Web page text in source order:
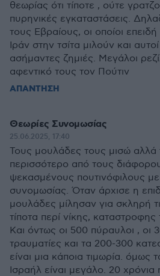
θεωρίας ότι τίποτε , ούτε
πυρηνικές εγκαταστάσεις.
τους Εβραίους, οι οποίοι
Ιράν στην τσίτα μιλούν και
ασήμαντες ζημιές. Μεγάλοι
αφεντικό τους τον Πούτιν
ΑΠΑΝΤΗΣΗ
Θεωρίες Συνομωσίας
25.06.2025, 17:40
Τους μουλάδες τους μισώ αλλά
περισσότερο από τους
ψεκασμένους πουτινόφιλους με
συνομωσίας. Όταν άρχισε η
μουλάδες μίλησαν για σκληρή
τίποτα περί νίκης,
Και όντως οι 500 πύραυλοι , οι
τραυματίες και τα 200-300
είναι μια κάποια τιμωρία. όμως
Ισραήλ είναι μεγάλο. 20 χρόνια